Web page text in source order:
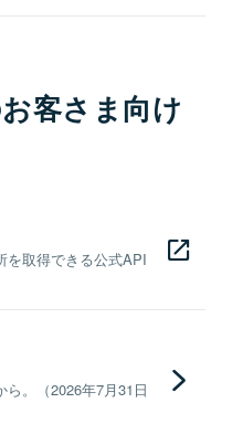
客さま向け
を取得できる公式API
。（2026年7月31日